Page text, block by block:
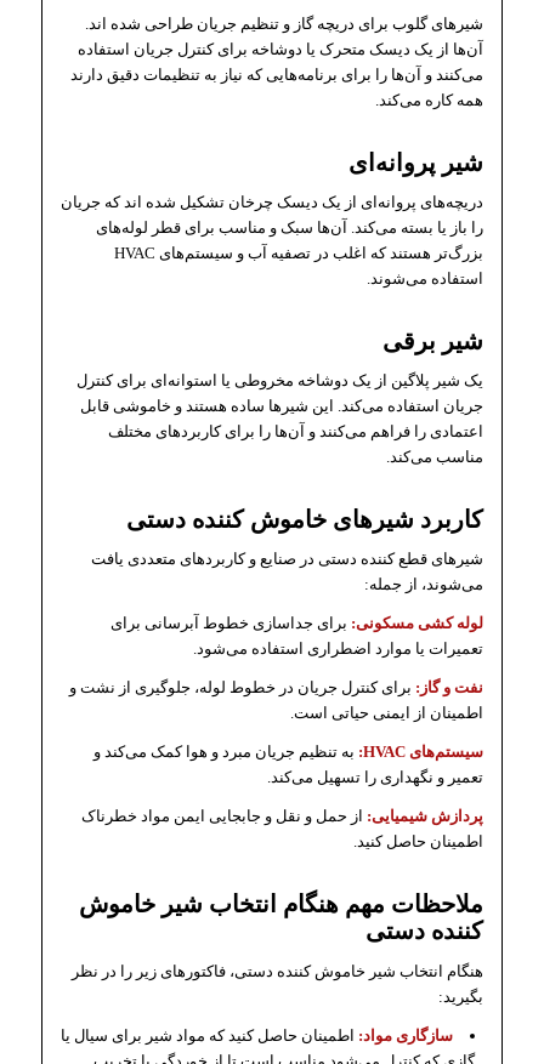
شیرهای گلوب برای دریچه گاز و تنظیم جریان طراحی شده اند.
‌آن‌ها از یک دیسک متحرک یا دوشاخه برای کنترل جریان استفاده
می‌کنند و آن‌ها را برای برنامه‌هایی که نیاز به تنظیمات دقیق دارند
همه کاره می‌کند.
شیر پروانه‌ای
دریچه‌های پروانه‌ای از یک دیسک چرخان تشکیل شده اند که جریان
را باز یا بسته می‌کند. آن‌ها سبک و مناسب برای قطر لوله‌های
بزرگ‌تر هستند که اغلب در تصفیه آب و سیستم‌های HVAC
استفاده می‌شوند.
شیر برقی
یک شیر پلاگین از یک دوشاخه مخروطی یا استوانه‌ای برای کنترل
جریان استفاده می‌کند. این شیرها ساده هستند و خاموشی قابل
اعتمادی را فراهم می‌کنند و آن‌ها را برای کاربردهای مختلف
مناسب می‌کند.
کاربرد شیرهای خاموش کننده دستی
شیرهای قطع کننده دستی در صنایع و کاربردهای متعددی یافت
می‌شوند، از جمله:
لوله کشی مسکونی: برای جداسازی خطوط آبرسانی برای
تعمیرات یا موارد اضطراری استفاده ‌می‌شود.
نفت و گاز: برای کنترل جریان در خطوط لوله، جلوگیری از نشت و
اطمینان از ایمنی حیاتی است.
سیستم‌های HVAC:
به تنظیم جریان مبرد و هوا کمک می‌کند و
تعمیر و نگهداری را تسهیل می‌کند.
پردازش شیمیایی: از حمل و نقل و جابجایی ایمن مواد خطرناک
اطمینان حاصل کنید.
ملاحظات مهم هنگام انتخاب شیر خاموش
کننده دستی
هنگام انتخاب شیر خاموش کننده دستی، فاکتورهای زیر را در نظر
بگیرید:
سازگاری مواد: اطمینان حاصل کنید که مواد شیر برای سیال یا